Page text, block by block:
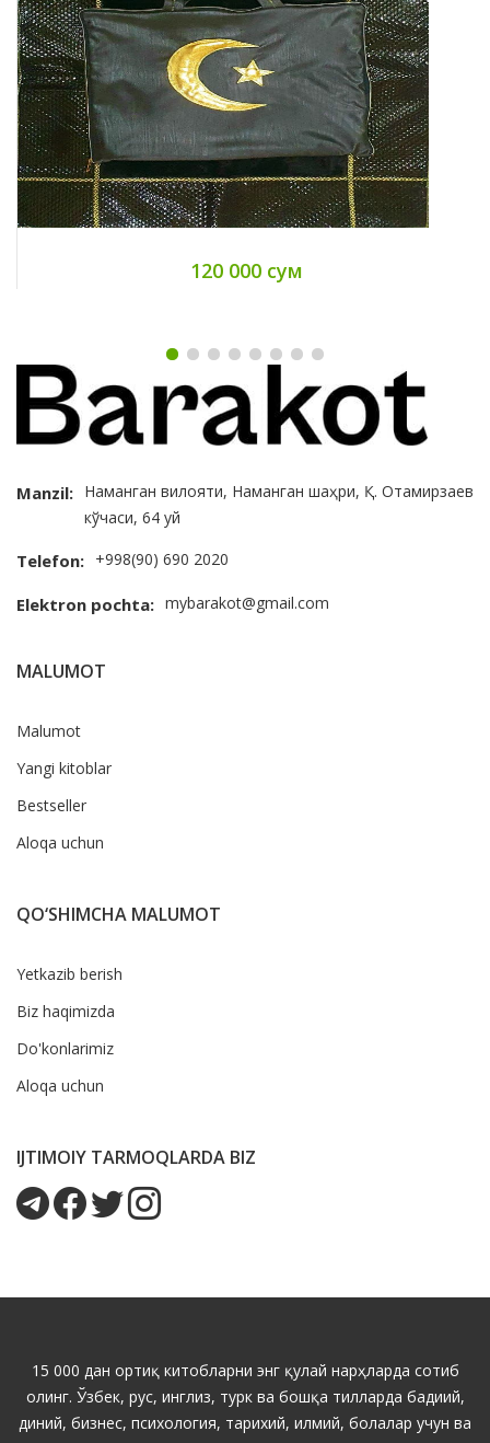
120 000 сум
Manzil: Наманган вилояти, Наманган шаҳри, Қ. Отамирзаев
кўчаси, 64 уй
Telefon: +998(90) 690 2020
Elektron pochta: mybarakot@gmail.com
MALUMOT
Malumot
Yangi kitoblar
Bestseller
Aloqa uchun
QO‘SHIMCHA MALUMOT
Yetkazib berish
Biz haqimizda
Do'konlarimiz
Aloqa uchun
IJTIMOIY TARMOQLARDA BIZ
15 000 дан ортиқ китобларни энг қулай нарҳларда сотиб
олинг. Ўзбек, рус, инглиз, турк ва бошқа тилларда бадиий,
диний, бизнес, психология, тарихий, илмий, болалар учун ва